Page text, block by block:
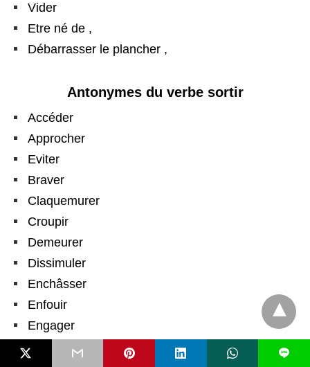
Vider
Etre né de ,
Débarrasser le plancher ,
Antonymes du verbe sortir
Accéder
Approcher
Eviter
Braver
Claquemurer
Croupir
Demeurer
Dissimuler
Enchâsser
Enfouir
Engager
Ensevelir
L